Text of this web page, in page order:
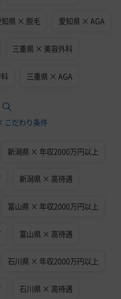
知県 × 脱毛 愛知県 × AGA
三重県 × 美容外科
三重県 × AGA
こだわり条件
新潟県 × 年収2000万円以上
新潟県 × 高待遇
富山県 × 年収2000万円以上
富山県 × 高待遇
石川県 × 年収2000万円以上
石川県 × 高待遇